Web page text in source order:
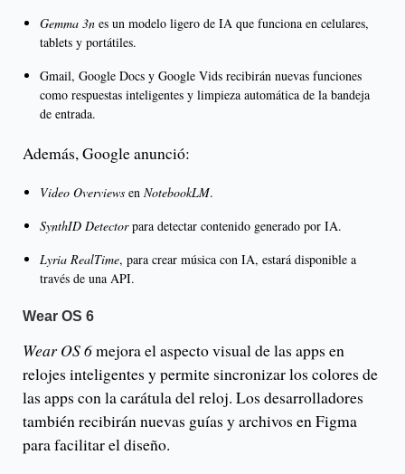
Gemma 3n es un modelo ligero de IA que funciona en celulares,
tablets y portátiles.
Gmail, Google Docs y Google Vids recibirán nuevas funciones
como respuestas inteligentes y limpieza automática de la bandeja
de entrada.
Además, Google anunció:
Video Overviews en NotebookLM.
SynthID Detectorpara detectar contenido generado por IA.
Lyria RealTime, para crear música con IA, estará disponible a
través de una API.
Wear OS 6
Wear OS 6mejora el aspecto visual de las apps en
relojes inteligentes y permite sincronizar los colores de
las apps con la carátula del reloj. Los desarrolladores
también recibirán nuevas guías y archivos en Figma
para facilitar el diseño.